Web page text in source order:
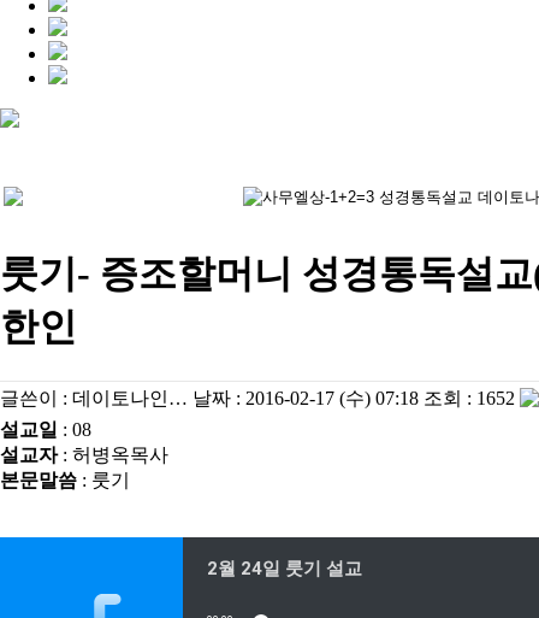
룻기- 증조할머니 성경통독설
한인
글쓴이 : 데이토나인… 날짜 : 2016-02-17 (수) 07:18 조회 : 1652
설교일 : 08
설교자: 허병옥목사
본문말씀 : 룻기